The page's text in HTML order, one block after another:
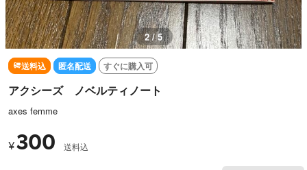
3 / 5
送料込 匿名配送 すぐに購入可
アクシーズ ノベルティノート
axes femme
¥300 送料込